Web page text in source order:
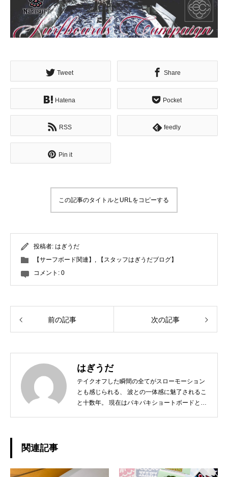
Tweet Share
Hatena Pocket
RSS feedly
Pin it
この記事のタイトルとURLをコピーする
投稿者: はぎうだ
【サーフボード関連】 ,
【スタッフはぎうだブログ】
コメント: 0
前の記事 次の記事
はぎうだ
テイクオフした瞬間の全てがスローモーション
とも感じられる、 波との一体感に魅了されるこ
と十数年。 現在はパキパキショートボードとは
の釣りやアウトドア、愛猫との日常などもご紹
関連記事